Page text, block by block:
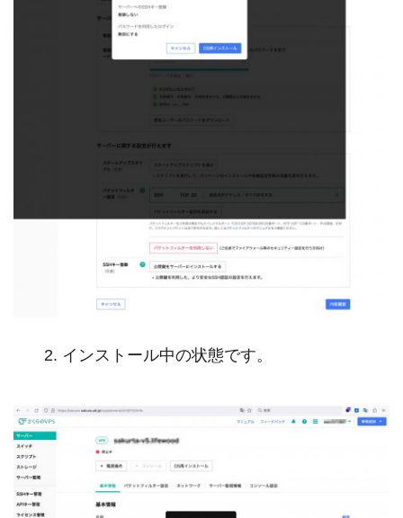
インストール中の状態です。